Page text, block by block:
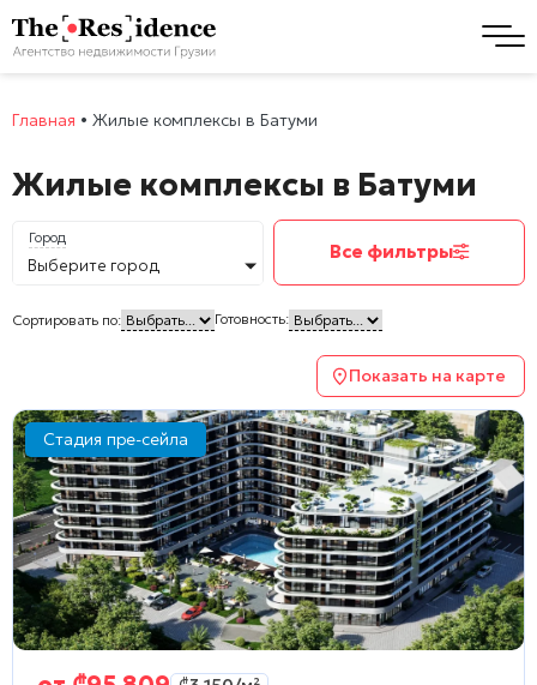
Главная • Жилые комплексы в Батуми
Жилые комплексы в Батуми
Город
Выберите город
Все фильтры
Сортировать по: Готовность:
Показать на карте
Стадия пре-сейла